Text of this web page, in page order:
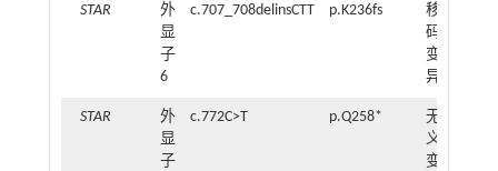
STAR
外
显
子
6
c.707_708delinsCTT p.K236fs
移
码
变
异
STAR
外
显
子
c.772C>T p.Q258*
无
义
变